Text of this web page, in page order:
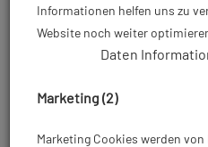
Informationen helfen uns zu
Website noch weiter
Daten
Marketing (2)
Marketing Cookies werden